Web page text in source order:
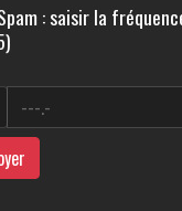
: saisir la